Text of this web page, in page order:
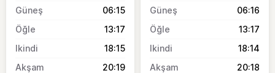
06:15
13:17
18:15
20:19
06:16
13:17
18:14
20:18